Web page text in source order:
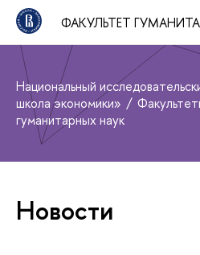
ФАКУЛЬТЕТ
Национальный
школа экономики»
гуманитарных наук
Новости